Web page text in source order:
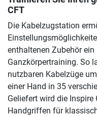
CFT
Die Kabelzugstation
enthaltenen Zubehör
Ganzkörpertraining. So
nutzbaren Kabelzüge
einer Hand in 35
Geliefert wird die Inspire
Handgriffen für